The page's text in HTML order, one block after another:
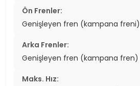
Ön Frenler:
Genişleyen fren (kampana freni)
Arka Frenler:
Genişleyen fren (kampana fren)
Maks. Hız: